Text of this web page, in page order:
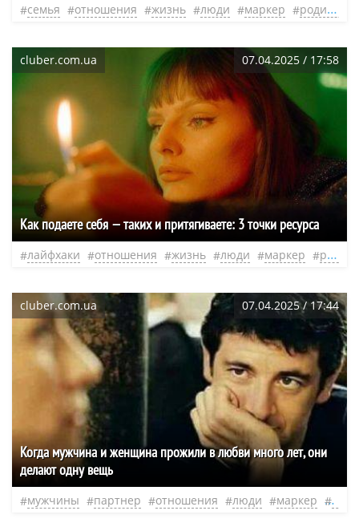
семья отношения жизнь люди маркер родители
cluber.com.ua 07.04.2025 / 17:58
Как подаете себя — таких и притягиваете: 3 точки ресурса
лайфхаки отношения жизнь люди маркер радость
cluber.com.ua 07.04.2025 / 17:44
Когда мужчина и женщина прожили в любви много лет, они
делают одну вещь
мужчины партнер отношения люди маркер